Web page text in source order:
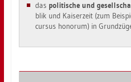
das po­li­ti­sche und
blik und Kai­ser­zeit (zum
cur­sus ho­no­rum) in